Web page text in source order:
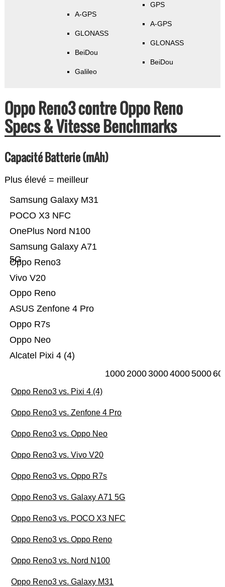
A-GPS
GLONASS
BeiDou
Galileo
GPS
A-GPS
GLONASS
BeiDou
Oppo Reno3 contre Oppo Reno
Specs & Vitesse Benchmarks
Capacité Batterie (mAh)
Plus élevé = meilleur
Alcatel Pixi 4 (4)
Oppo Neo
Oppo R7s
ASUS Zenfone 4 Pro
Oppo Reno
Vivo V20
Oppo Reno3
Samsung Galaxy A71
5G
OnePlus Nord N100
POCO X3 NFC
Samsung Galaxy M31
10002000300040005000
Oppo Reno3 vs. Pixi 4 (4)
Oppo Reno3 vs. Zenfone 4 Pro
Oppo Reno3 vs. Oppo Neo
Oppo Reno3 vs. Vivo V20
Oppo Reno3 vs. Oppo R7s
Oppo Reno3 vs. Galaxy A71 5G
Oppo Reno3 vs. POCO X3 NFC
Oppo Reno3 vs. Oppo Reno
Oppo Reno3 vs. Nord N100
Oppo Reno3 vs. Galaxy M31